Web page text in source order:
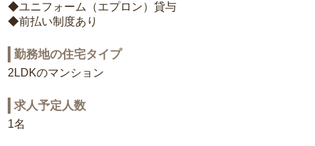
◆ユニフォーム（エプロン）貸与
◆前払い制度あり
勤務地の住宅タイプ
2LDKのマンション
求人予定人数
1名